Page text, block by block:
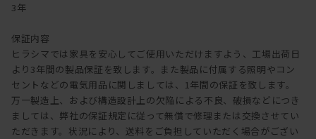
3年
保証内容
ヒラシマでは家具を安心してご使用いただけますよう、工場出荷日
より3年間の製品保証を致します。また製品に付属する照明やコン
セントなどの電気用品に関しましては、1年間の保証を致します。
万一製造上、および構造設計上の欠陥による不良、破損などにつき
ましては、弊社の保証規定に従って無償で修理または交換させてい
ただきます。状況により、送料をご負担していただく場合がござい